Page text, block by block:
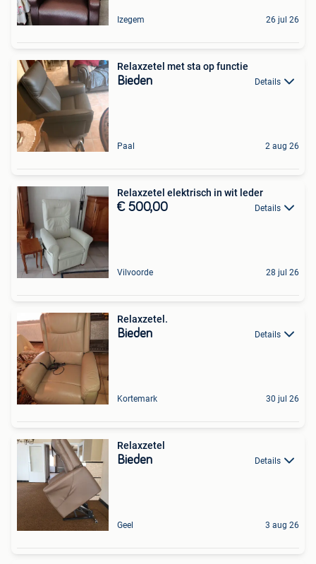
Izegem 26 jul 26
Relaxzetel met sta op functie
Bieden Details
Paal 2 aug 26
Relaxzetel elektrisch in wit leder
€ 500,00 Details
Vilvoorde 28 jul 26
Relaxzetel.
Bieden Details
Kortemark 30 jul 26
Relaxzetel
Bieden Details
Geel 3 aug 26